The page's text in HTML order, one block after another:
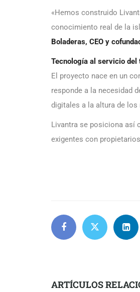
«Hemos construido
conocimiento real de la
Boladeras, CEO y
Tecnología al servicio del
El proyecto nace en un
responde a la necesidad
digitales a la altura de los
Livantra se posiciona así
exigentes con
ARTÍCULOS